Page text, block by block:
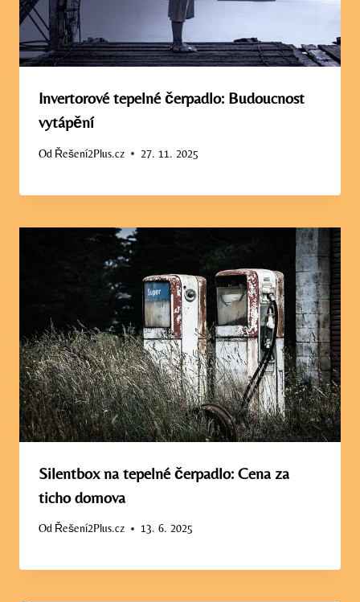
Invertorové tepelné čerpadlo: Budoucnost
vytápění
Od Řešení2Plus.cz 27. 11. 2025
Silentbox na tepelné čerpadlo: Cena za
ticho domova
Od Řešení2Plus.cz 13. 6. 2025